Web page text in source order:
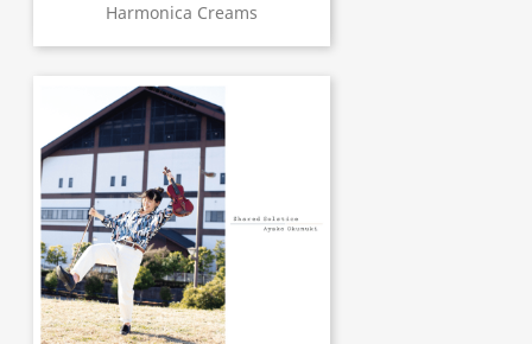
Harmonica Creams